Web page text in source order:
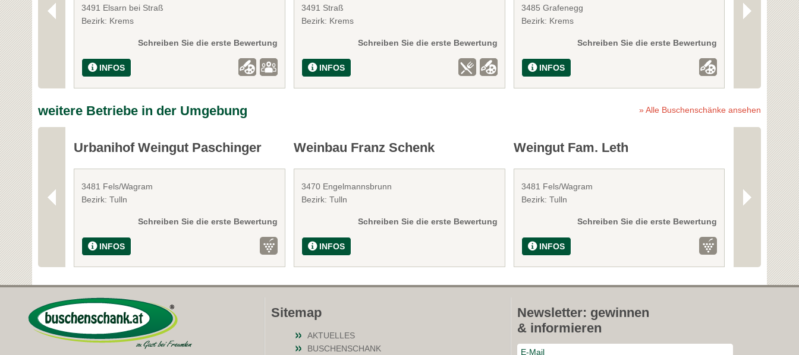
3491 Elsarn bei Straß
Bezirk: Krems
Schreiben Sie die erste Bewertung
INFOS
3491 Straß
Bezirk: Krems
Schreiben Sie die erste Bewertung
INFOS
3485 Grafenegg
Bezirk: Krems
Schreiben Sie die erste Bewertung
INFOS
3701
Bezirk: Tulln
INFOS
weitere Betriebe in der Umgebung » Alle Buschenschänke ansehen
Urbanihof Weingut Paschinger
3481 Fels/Wagram
Bezirk: Tulln
Schreiben Sie die erste Bewertung
INFOS
Weinbau Franz Schenk
3470 Engelmannsbrunn
Bezirk: Tulln
Schreiben Sie die erste Bewertung
INFOS
Weingut Fam. Leth
3481 Fels/Wagram
Bezirk: Tulln
Schreiben Sie die erste Bewertung
INFOS
Weingut
3701
Bezirk: Tulln
INFOS
Sitemap
AKTUELLES
BUSCHENSCHANK
Newsletter: gewinnen
& informieren